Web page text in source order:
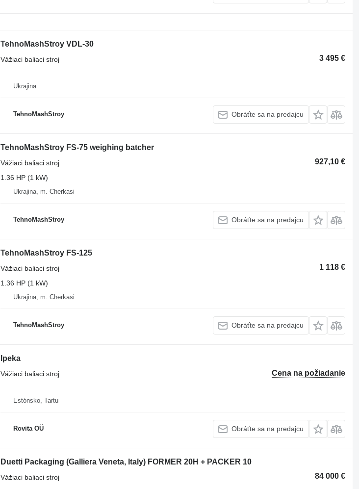
TehnoMashStroy VDL-30
3 495 €
Vážiaci baliaci stroj
Ukrajina
TehnoMashStroy Obráťte sa na predajcu
TehnoMashStroy FS-75 weighing batcher
927,10 €
Vážiaci baliaci stroj
1.36 HP (1 kW)
Ukrajina, m. Cherkasi
TehnoMashStroy Obráťte sa na predajcu
TehnoMashStroy FS-125
1 118 €
Vážiaci baliaci stroj
1.36 HP (1 kW)
Ukrajina, m. Cherkasi
TehnoMashStroy Obráťte sa na predajcu
Ipeka
Cena na požiadanie
Vážiaci baliaci stroj
Estónsko, Tartu
Rovita OÜ Obráťte sa na predajcu
Duetti Packaging (Galliera Veneta, Italy) FORMER 20H + PACKER 10
84 000 €
Vážiaci baliaci stroj